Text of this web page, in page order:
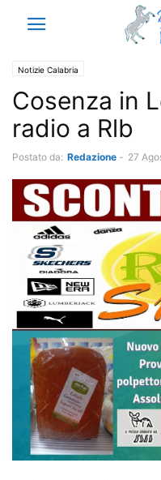
Notizie Calabria
Cosenza in
radio a Rlb
Postato da: Redazione - 27